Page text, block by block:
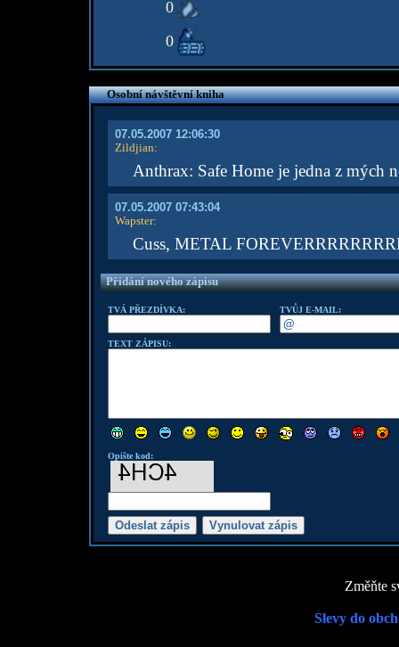
0
0
Osobní návštěvní kniha
07.05.2007 12:06:30
Zildjian:
Anthrax: Safe Home je jedna z
07.05.2007 07:43:04
Wapster:
Cuss, METAL
Přidání nového zápisu
TVÁ PŘEZDÍVKA: TVŮJ E-MAIL:
TEXT ZÁPISU:
Opište kod:
Změňte
Slevy do